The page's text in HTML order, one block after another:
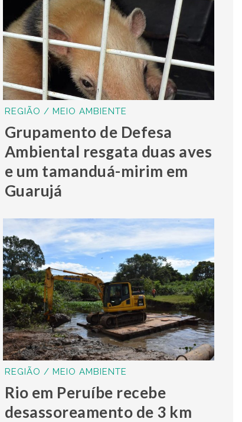
REGIÃO / MEIO AMBIENTE
Grupamento de Defesa
Ambiental resgata duas aves
e um tamanduá-mirim em
Guarujá
REGIÃO / MEIO AMBIENTE
Rio em Peruíbe recebe
desassoreamento de 3 km